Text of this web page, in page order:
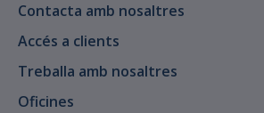
Contacta amb nosaltres
Accés a clients
Treballa amb nosaltres
Oficines